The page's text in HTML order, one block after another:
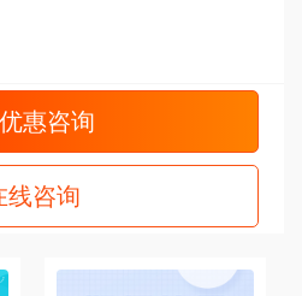
优惠咨询
线咨询